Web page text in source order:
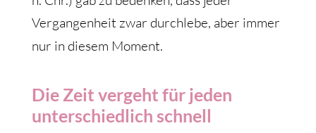
Vergangenheit zwar durchlebe, aber immer
nur in diesem Moment.
Die Zeit vergeht für jeden
unterschiedlich schnell